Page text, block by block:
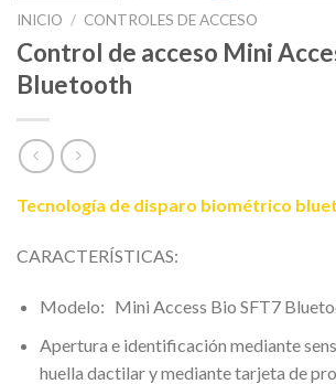
INICIO / CONTROLES DE ACCESO
Control de acceso Mini
Bluetooth
Tecnología de disparo biométrico
CARACTERÍSTICAS:
Modelo: Mini Access Bio SFT7
Apertura e identificación mediante
huella dactilar y mediante tarjeta de